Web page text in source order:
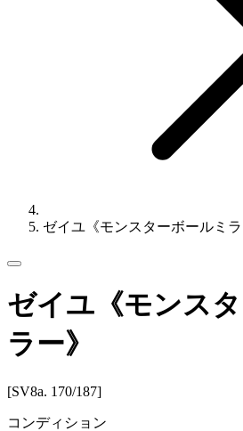
ゼイユ《モンスターボールミラ
ゼイユ《モンス
ラー》
[SV8a. 170/187]
コンディション